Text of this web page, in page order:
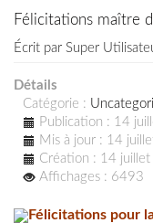
Félicitations maître
Écrit par Super
Détails
Catégorie :
Publication : 14
Mis à jour : 14
Création : 14
Affichages : 6493
Félicitations pour